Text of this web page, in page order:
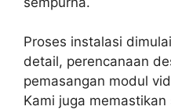
Proses instalasi
detail, perencanaan
pemasangan modul
Kami juga